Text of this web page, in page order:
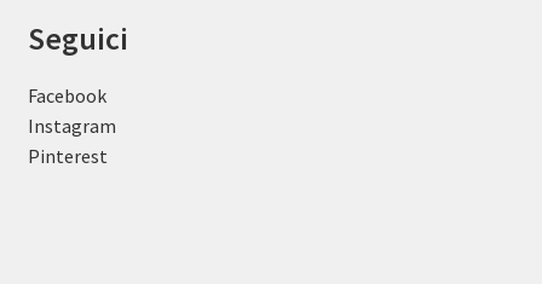
Seguici
Facebook
Instagram
Pinterest